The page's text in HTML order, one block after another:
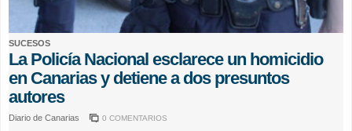
SUCESOS
La Policía Nacional esclarece un homicidio
en Canarias y detiene a dos presuntos
autores
Diario de Canarias 0 COMENTARIOS